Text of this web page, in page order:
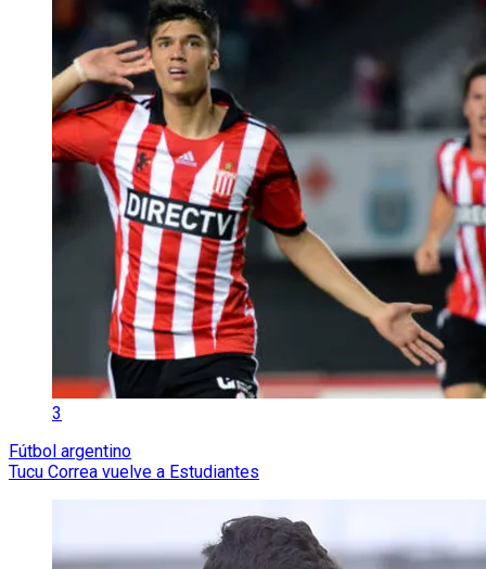
3
Fútbol argentino
Tucu Correa vuelve a Estudiantes